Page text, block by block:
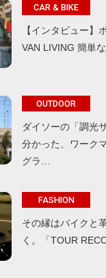
CAR & BIKE
【インタビュー】
VAN LIVING 簡単
OUTDOOR
ダイソーの「調光
分かった、ワーク
グラ…
FASHION
その縁はバイクと
く。「TOUR